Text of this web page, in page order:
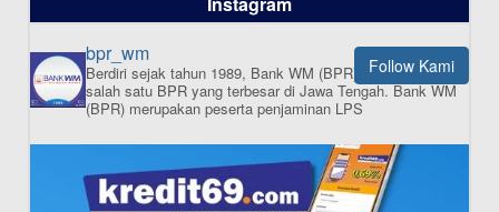
ISI APLIKASI SEKARANG
Follow Kami
bpr_wm
Berdiri sejak tahun 1989, Bank WM (BPR) merupakan
salah satu BPR yang terbesar di Jawa Tengah.Bank WM
(BPR) merupakan peserta penjaminan LPS